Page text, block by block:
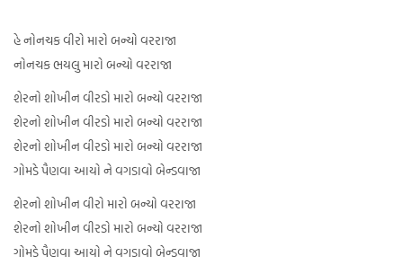
હે નોનચક વીરો મારો બન્યો વરરાજા
નોનચક ભયલુ મારો બન્યો વરરાજા
શેરનો શોખીન વીરડો મારો બન્યો વરરાજા
શેરનો શોખીન વીરડો મારો બન્યો વરરાજા
શેરનો શોખીન વીરડો મારો બન્યો વરરાજા
ગોમડે પૈણવા આયો ને વગડાવો બેન્ડવાજા
શેરનો શોખીન વીરો મારો બન્યો વરરાજા
શેરનો શોખીન વીરડો મારો બન્યો વરરાજા
ગોમડે પૈણવા આયો ને વગડાવો બેન્ડવાજા